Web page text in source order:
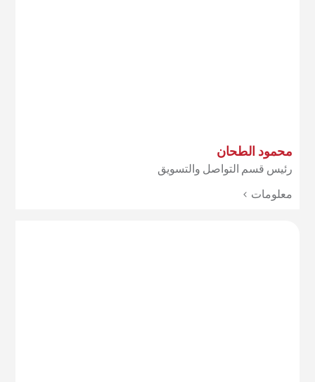
محمود الطحان
رئيس قسم التواصل والتسويق
معلومات >